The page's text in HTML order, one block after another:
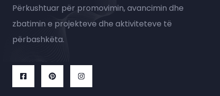
Përkushtuar për promovimin, avancimin dhe
zbatimin e projekteve dhe aktiviteteve të
përbashkëta.